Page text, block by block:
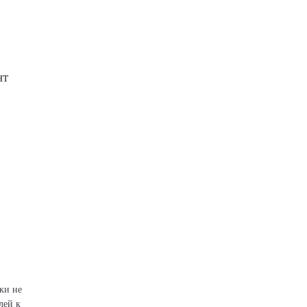
не
к